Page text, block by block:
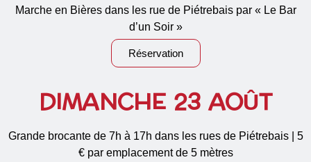
Marche en Bières dans les rue de Piétrebais par « Le Bar
d’un Soir »
Réservation
DIMANCHE 23 AOÛT
Grande brocante de 7h à 17h dans les rues de Piétrebais | 5
€ par emplacement de 5 mètres